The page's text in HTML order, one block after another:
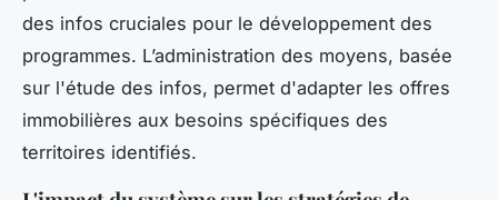
des infos cruciales pour le développement des
programmes. L’administration des moyens, basée
sur l'étude des infos, permet d'adapter les offres
immobilières aux besoins spécifiques des
territoires identifiés.